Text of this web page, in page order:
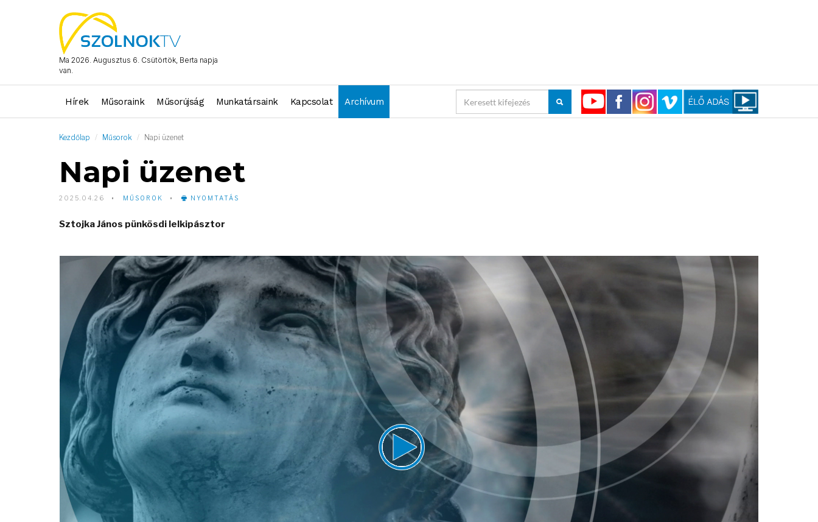
Ma 2026. Augusztus 6. Csütörtök, Berta napja
van.
Hírek Műsoraink Műsorújság Munkatársaink Kapcsolat Archívum
Kezdőlap Műsorok Napi üzenet
Napi üzenet
2025.04.26 MŰSOROK NYOMTATÁS
Sztojka János pünkösdi lelkipásztor
Video